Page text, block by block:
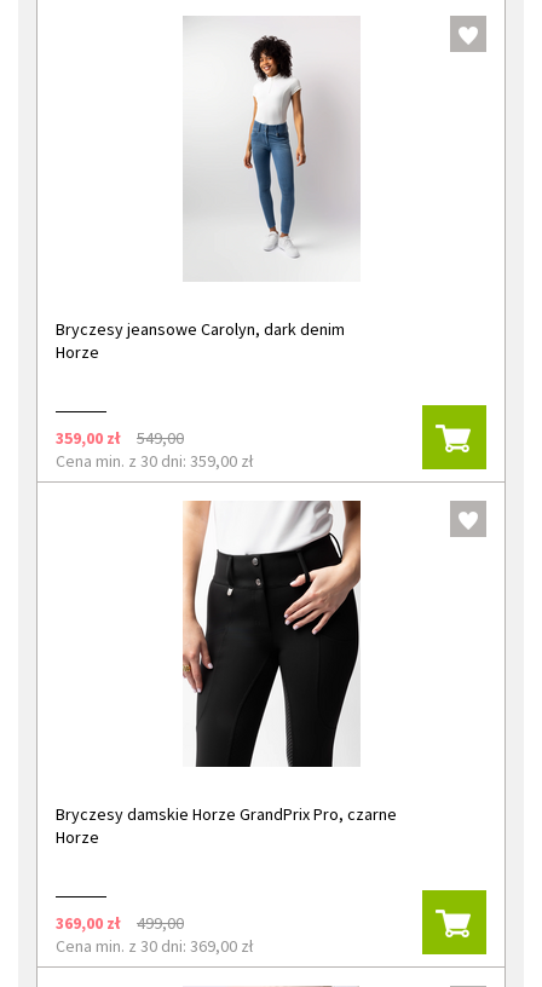
Bryczesy jeansowe Carolyn, dark denim
Horze
359,00 zł
549,00
Cena min. z 30 dni: 359,00 zł
Bryczesy damskie Horze GrandPrix Pro, czarne
Horze
369,00 zł
499,00
Cena min. z 30 dni: 369,00 zł